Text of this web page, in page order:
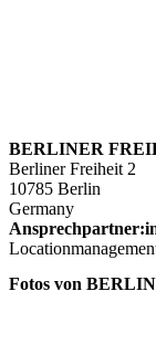
BERLINER
Berliner Freiheit 2
10785 Berlin
Germany
Fotos von